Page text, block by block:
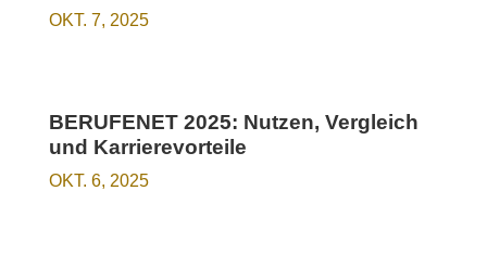
OKT. 7, 2025
BERUFENET 2025: Nutzen, Vergleich
und Karrierevorteile
OKT. 6, 2025